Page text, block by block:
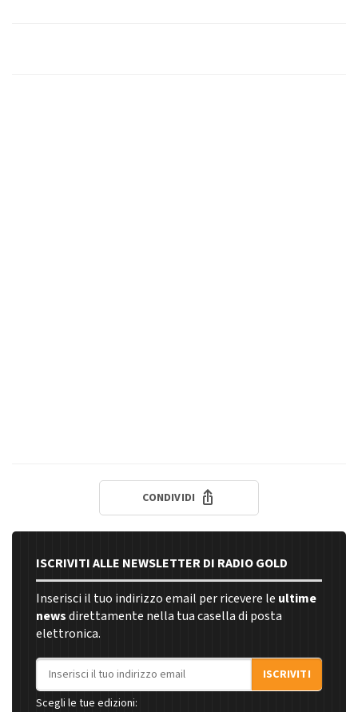
CONDIVIDI
ISCRIVITI ALLE NEWSLETTER DI RADIO GOLD
Inserisci il tuo indirizzo email per ricevere le ultime
newsdirettamente nella tua casella di posta
elettronica.
Indirizzo email
ISCRIVITI
Scegli le tue edizioni: